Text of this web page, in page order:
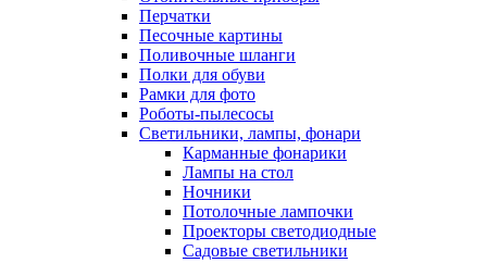
Перчатки
Песочные картины
Поливочные шланги
Полки для обуви
Рамки для фото
Роботы-пылесосы
Светильники, лампы, фонари
Карманные фонарики
Лампы на стол
Ночники
Потолочные лампочки
Проекторы светодиодные
Садовые светильники